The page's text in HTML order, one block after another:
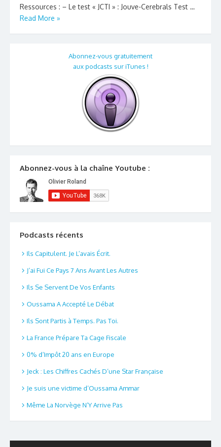
Ressources : – Le test « JCTI » : Jouve-Cerebrals Test …
Read More »
Abonnez-vous gratuitement
aux podcasts sur iTunes !
Abonnez-vous à la chaîne Youtube :
Podcasts récents
Ils Capitulent. Je L’avais Écrit.
J’ai Fui Ce Pays 7 Ans Avant Les Autres
Ils Se Servent De Vos Enfants
Oussama A Accepté Le Débat
Ils Sont Partis à Temps. Pas Toi.
La France Prépare Ta Cage Fiscale
0% d’Impôt 20 ans en Europe
Jeck : Les Chiffres Cachés D’une Star Française
Je suis une victime d’Oussama Ammar
Même La Norvège N’Y Arrive Pas